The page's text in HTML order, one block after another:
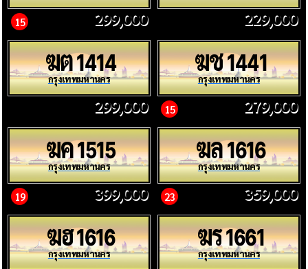
15 299,000 229,000
ฆต1414
กรุงเทพมหานคร
299,000
ฆช1441
กรุงเทพมหานคร
15 279,000
ฆค1515
กรุงเทพมหานคร
19 399,000
ฆล1616
กรุงเทพมหานคร
23 359,000
ฆฮ1616
กรุงเทพมหานคร
ฆร1661
กรุงเทพมหานคร